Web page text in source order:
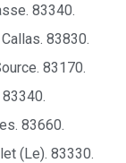
83340.
Callas. 83830.
83170.
83660.
(Le). 83330.